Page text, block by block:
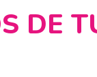
DE